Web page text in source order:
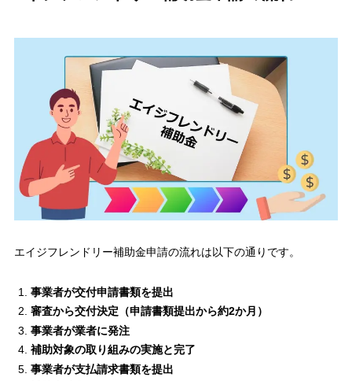
エイジフレンドリー補助金申請の流れは以下の通りです。
事業者が交付申請書類を提出
審査から交付決定（申請書類提出から約2か月）
事業者が業者に発注
補助対象の取り組みの実施と完了
事業者が支払請求書類を提出